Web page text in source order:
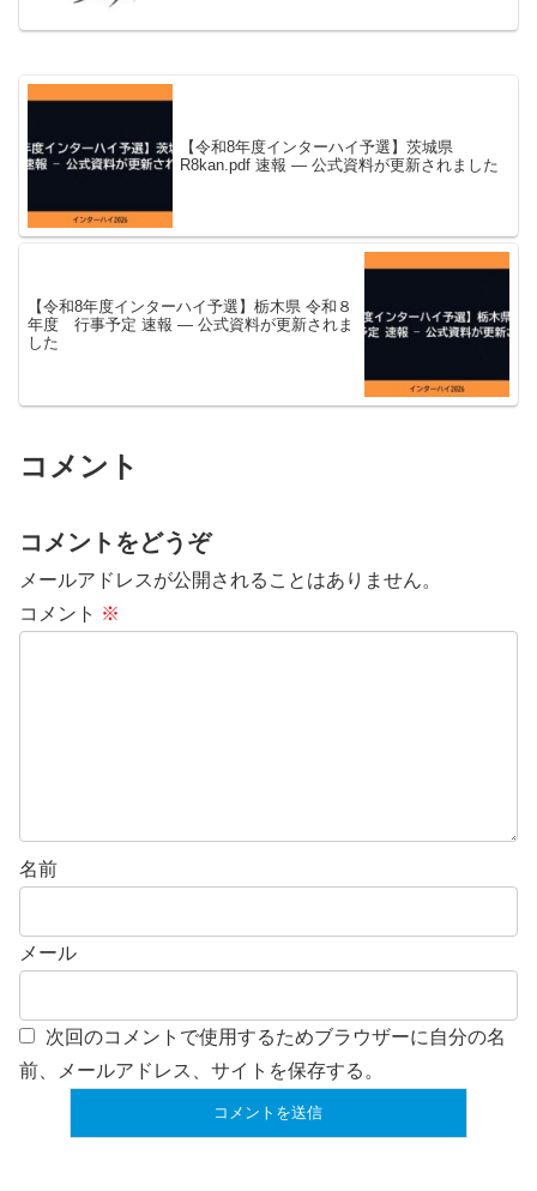
【令和8年度インターハイ予選】茨城県
R8kan.pdf 速報 — 公式資料が更新されました
【令和8年度インターハイ予選】栃木県 令和８
年度 行事予定 速報 — 公式資料が更新されま
した
コメント
コメントをどうぞ
メールアドレスが公開されることはありません。
コメント ※
名前
メール
次回のコメントで使用するためブラウザーに自分の名
前、メールアドレス、サイトを保存する。